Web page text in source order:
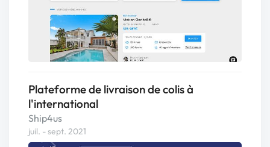
Plateforme de livraison de colis à
l'international
Ship4us
juil. - sept. 2021